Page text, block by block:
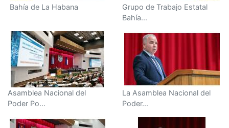
Bahía de La Habana
Grupo de Trabajo Estatal
Bahía...
Asamblea Nacional del
Poder Po...
La Asamblea Nacional del
Poder...